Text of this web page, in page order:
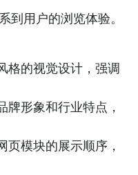
到用户的浏览体验。
格的视觉设计，强调
牌形象和行业特点，
页模块的展示顺序，